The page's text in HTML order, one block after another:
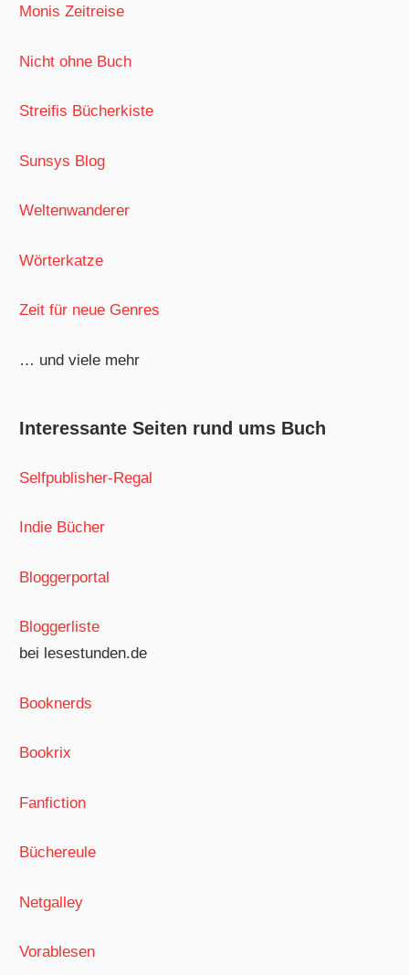
Monis Zeitreise
Nicht ohne Buch
Streifis Bücherkiste
Sunsys Blog
Weltenwanderer
Wörterkatze
Zeit für neue Genres
… und viele mehr
Interessante Seiten rund ums Buch
Selfpublisher-Regal
Indie Bücher
Bloggerportal
Bloggerliste
bei lesestunden.de
Booknerds
Bookrix
Fanfiction
Büchereule
Netgalley
Vorablesen